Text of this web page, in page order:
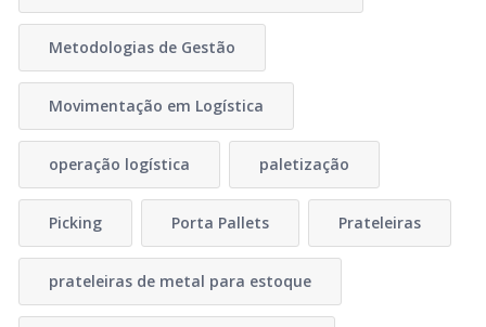
Metodologias de Gestão
Movimentação em Logística
operação logística paletização
Picking Porta Pallets Prateleiras
prateleiras de metal para estoque